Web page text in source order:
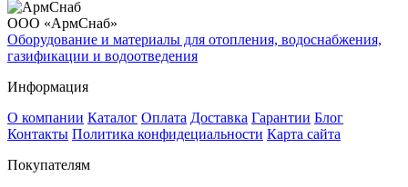
ООО «АрмСнаб»
Оборудование и материалы для отопления, водоснабжения,
газификации и водоотведения
Информация
О компании Каталог Оплата Доставка Гарантии Блог
Контакты Политика конфидециальности Карта сайта
Покупателям